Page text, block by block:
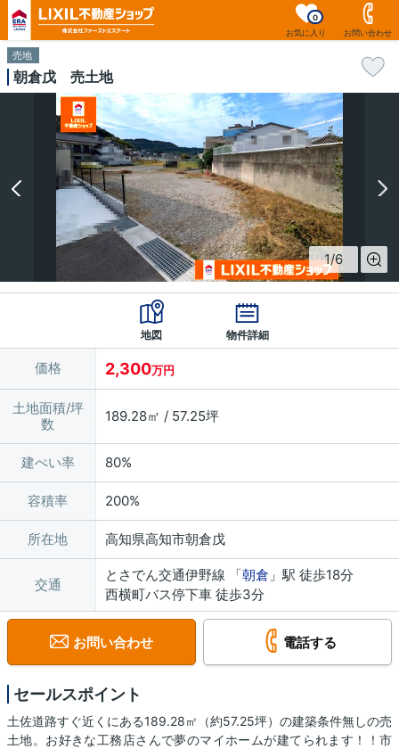
お気に入り
0
お問い合わせ
売地
朝倉戊 売土地
1/6
地図 物件詳細
価格 2,300万円
土地面積/坪
数
189.28㎡ / 57.25坪
建ぺい率 80%
容積率 200%
所在地 高知県高知市朝倉戊
交通
とさでん交通伊野線 「朝倉 」駅 徒歩18分
西横町バス停下車 徒歩3分
お問い合わせ 電話する
セールスポイント
土佐道路すぐ近くにある189.28㎡（約57.25坪）の建築条件無しの売
土地。お好きな工務店さんで夢のマイホームが建てられます！！市